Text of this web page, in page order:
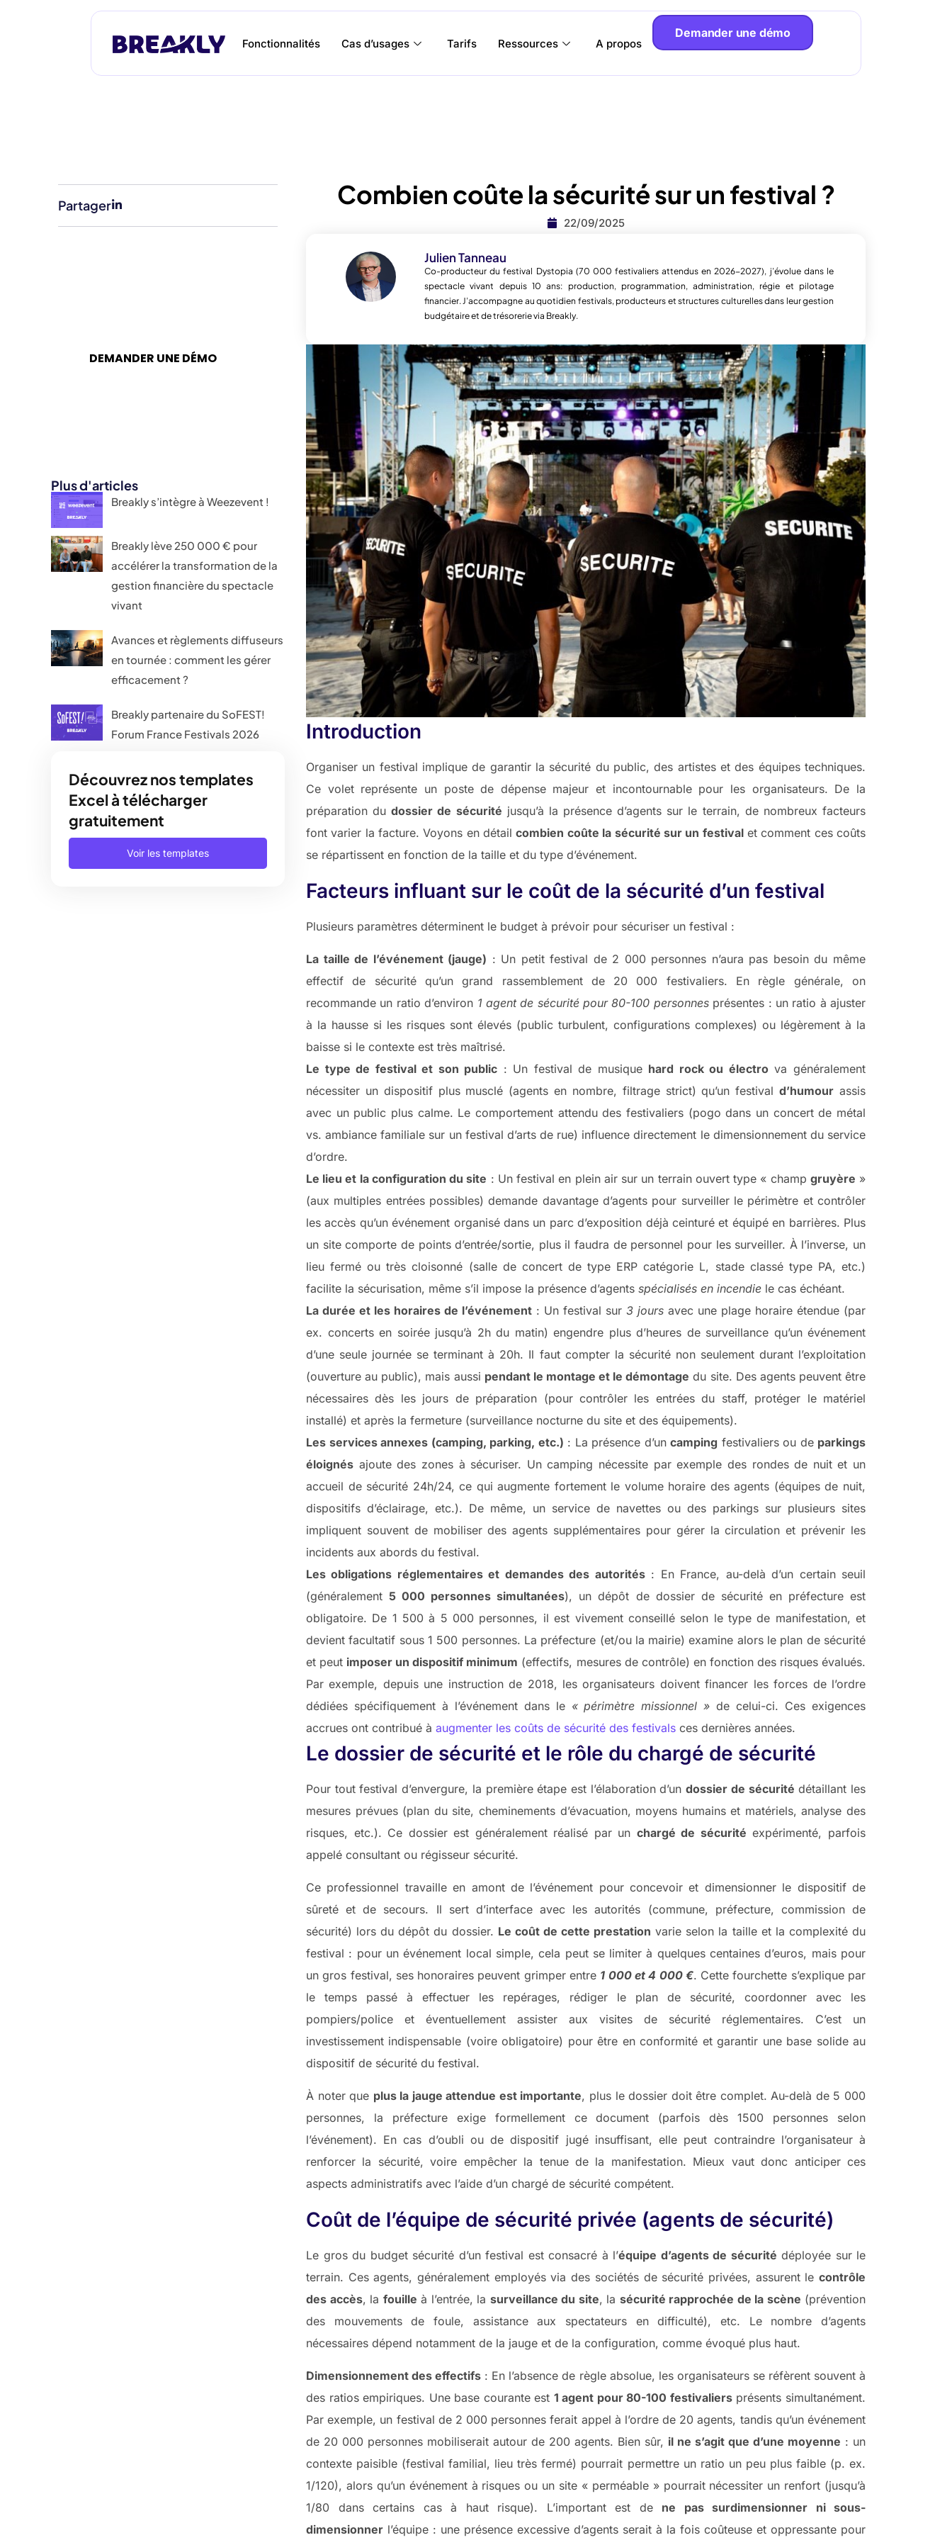
Fonctionnalités Cas d’usages Tarifs Ressources A propos
Demander une démo
Partager
DEMANDER UNE DÉMO
Plus d'articles
Breakly s’intègre à Weezevent !
Breakly lève 250 000 € pour
accélérer la transformation de la
gestion financière du spectacle
vivant
Avances et règlements diffuseurs
en tournée : comment les gérer
efficacement ?
Breakly partenaire du SoFEST!
Forum France Festivals 2026
Découvrez nos templates
Excel à télécharger
gratuitement
Voir les templates
Combien coûte la sécurité sur un festival ?
22/09/2025
Julien Tanneau
Co-producteur du festival Dystopia (70 000 festivaliers attendus en 2026-2027), j’évolue dans le
spectacle vivant depuis 10 ans: production, programmation, administration, régie et pilotage
financier. J’accompagne au quotidien festivals, producteurs et structures culturelles dans leur gestion
budgétaire et de trésorerie via Breakly.
Introduction
Organiser un festival implique de garantir la sécurité du public, des artistes et des équipes techniques.
Ce volet représente un poste de dépense majeur et incontournable pour les organisateurs. De la
préparation dudossier de sécurité jusqu’à la présence d’agents sur le terrain, de nombreux facteurs
font varier la facture. Voyons en détailcombien coûte la sécurité sur un festivalet comment ces coûts
se répartissent en fonction de la taille et du type d’événement.
Facteurs influant sur le coût de la sécurité d’un festival
Plusieurs paramètres déterminent le budget à prévoir pour sécuriser un festival :
La taille de l’événement (jauge) : Un petit festival de 2 000 personnes n’aura pas besoin du même
effectif de sécurité qu’un grand rassemblement de 20 000 festivaliers. En règle générale, on
recommande un ratio d’environ 1 agent de sécurité pour 80-100 personnesprésentes : un ratio à ajuster
à la hausse si les risques sont élevés (public turbulent, configurations complexes) ou légèrement à la
baisse si le contexte est très maîtrisé.
Le type de festival et son public : Un festival de musique hard rock ou électrova généralement
nécessiter un dispositif plus musclé (agents en nombre, filtrage strict) qu’un festivald’humour assis
avec un public plus calme. Le comportement attendu des festivaliers (pogo dans un concert de métal
vs. ambiance familiale sur un festival d’arts de rue) influence directement le dimensionnement du service
d’ordre.
Le lieu et la configuration du site : Un festival en plein air sur un terrain ouvert type « champ gruyère »
(aux multiples entrées possibles) demande davantage d’agents pour surveiller le périmètre et contrôler
les accès qu’un événement organisé dans un parc d’exposition déjà ceinturé et équipé en barrières. Plus
un site comporte de points d’entrée/sortie, plus il faudra de personnel pour les surveiller. À l’inverse, un
lieu fermé ou très cloisonné (salle de concert de type ERP catégorie L, stade classé type PA, etc.)
facilite la sécurisation, même s’il impose la présence d’agents spécialisés en incendie le cas échéant.
La durée et les horaires de l’événement : Un festival sur 3 jours avec une plage horaire étendue (par
ex. concerts en soirée jusqu’à 2h du matin) engendre plus d’heures de surveillance qu’un événement
d’une seule journée se terminant à 20h. Il faut compter la sécurité non seulement durant l’exploitation
(ouverture au public), mais aussi pendant le montage et le démontage du site. Des agents peuvent être
nécessaires dès les jours de préparation (pour contrôler les entrées du staff, protéger le matériel
installé) et après la fermeture (surveillance nocturne du site et des équipements).
Les services annexes (camping, parking, etc.) : La présence d’un camping festivaliers ou de parkings
éloignés ajoute des zones à sécuriser. Un camping nécessite par exemple des rondes de nuit et un
accueil de sécurité 24h/24, ce qui augmente fortement le volume horaire des agents (équipes de nuit,
dispositifs d’éclairage, etc.). De même, un service de navettes ou des parkings sur plusieurs sites
impliquent souvent de mobiliser des agents supplémentaires pour gérer la circulation et prévenir les
incidents aux abords du festival.
Les obligations réglementaires et demandes des autorités: En France, au-delà d’un certain seuil
(généralement5 000 personnes simultanées), un dépôt de dossier de sécurité en préfecture est
obligatoire. De 1 500 à 5 000 personnes, il est vivement conseillé selon le type de manifestation, et
devient facultatif sous 1 500 personnes. La préfecture (et/ou la mairie) examine alors le plan de sécurité
et peut imposer un dispositif minimum (effectifs, mesures de contrôle) en fonction des risques évalués.
Par exemple, depuis une instruction de 2018, les organisateurs doivent financer les forces de l’ordre
dédiées spécifiquement à l’événement dans le « périmètre missionnel » de celui-ci. Ces exigences
accrues ont contribué à augmenter les coûts de sécurité des festivals ces dernières années.
Le dossier de sécurité et le rôle du chargé de sécurité
Pour tout festival d’envergure, la première étape est l’élaboration d’undossier de sécurité détaillant les
mesures prévues (plan du site, cheminements d’évacuation, moyens humains et matériels, analyse des
risques, etc.). Ce dossier est généralement réalisé par un chargé de sécurité expérimenté, parfois
appelé consultant ou régisseur sécurité.
Ce professionnel travaille en amont de l’événement pour concevoir et dimensionner le dispositif de
sûreté et de secours. Il sert d’interface avec les autorités (commune, préfecture, commission de
sécurité) lors du dépôt du dossier. Le coût de cette prestation varie selon la taille et la complexité du
festival : pour un événement local simple, cela peut se limiter à quelques centaines d’euros, mais pour
un gros festival, ses honoraires peuvent grimper entre 1 000 et 4 000 €. Cette fourchette s’explique par
le temps passé à effectuer les repérages, rédiger le plan de sécurité, coordonner avec les
pompiers/police et éventuellement assister aux visites de sécurité réglementaires. C’est un
investissement indispensable (voire obligatoire) pour être en conformité et garantir une base solide au
dispositif de sécurité du festival.
À noter que plus la jauge attendue est importante, plus le dossier doit être complet. Au-delà de 5 000
personnes, la préfecture exige formellement ce document (parfois dès 1500 personnes selon
l’événement). En cas d’oubli ou de dispositif jugé insuffisant, elle peut contraindre l’organisateur à
renforcer la sécurité, voire empêcher la tenue de la manifestation. Mieux vaut donc anticiper ces
aspects administratifs avec l’aide d’un chargé de sécurité compétent.
Coût de l’équipe de sécurité privée (agents de sécurité)
Le gros du budget sécurité d’un festival est consacré à l’équipe d’agents de sécurité déployée sur le
terrain. Ces agents, généralement employés via des sociétés de sécurité privées, assurent le contrôle
des accès, la fouille à l’entrée, la surveillance du site, la sécurité rapprochée de la scène (prévention
des mouvements de foule, assistance aux spectateurs en difficulté), etc. Le nombre d’agents
nécessaires dépend notamment de la jauge et de la configuration, comme évoqué plus haut.
Dimensionnement des effectifs : En l’absence de règle absolue, les organisateurs se réfèrent souvent à
des ratios empiriques. Une base courante est 1 agent pour 80-100 festivaliersprésents simultanément.
Par exemple, un festival de 2 000 personnes ferait appel à l’ordre de 20 agents, tandis qu’un événement
de 20 000 personnes mobiliserait autour de 200 agents. Bien sûr, il ne s’agit que d’une moyenne : un
contexte paisible (festival familial, lieu très fermé) pourrait permettre un ratio un peu plus faible (p. ex.
1/120), alors qu’un événement à risques ou un site « perméable » pourrait nécessiter un renfort (jusqu’à
1/80 dans certains cas à haut risque). L’important est de ne pas surdimensionner ni sous-
dimensionner l’équipe : une présence excessive d’agents serait à la fois coûteuse et oppressante pour